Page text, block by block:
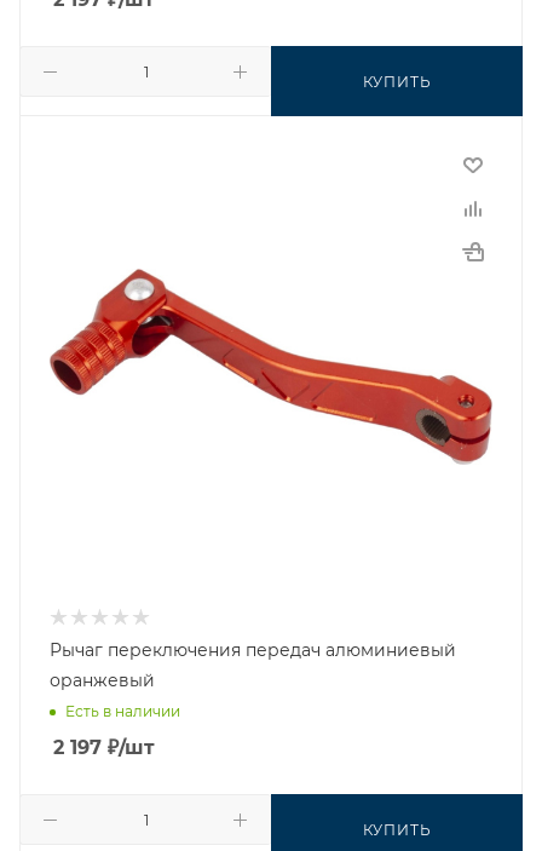
КУПИТЬ
Рычаг переключения передач алюминиевый
оранжевый
Есть в наличии
2 197 ₽/шт
КУПИТЬ